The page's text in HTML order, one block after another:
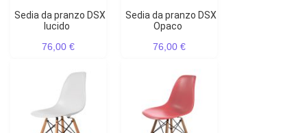
Sedia da pranzo DSX
lucido
76,00 €
Sedia da pranzo DSX
Opaco
76,00 €